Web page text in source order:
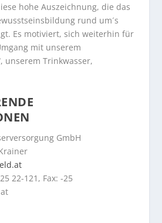
hohe Auszeichnung, die das
rund um´s
Es motiviert, sich weiterhin für
mit unserem
unserem Trinkwasser,
GmbH
22-121, Fax: -25